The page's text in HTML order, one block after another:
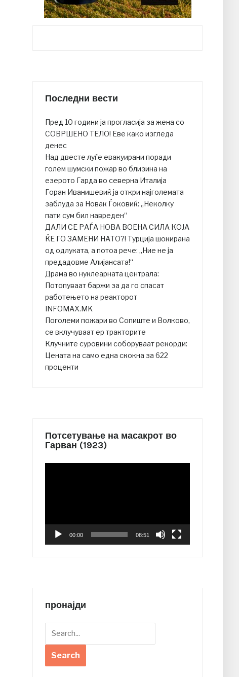
Последни вести
Пред 10 години ја прогласија за жена со
СОВРШЕНО ТЕЛО! Еве како изгледа
денес
Над двесте луѓе евакуирани поради
голем шумски пожар во близина на
езерото Гарда во северна Италија
Горан Иванишевиќ ја откри најголемата
заблуда за Новак Ѓоковиќ: „Неколку
пати сум бил навреден“
ДАЛИ СЕ РАЃА НОВА ВОЕНА СИЛА КОЈА
ЌЕ ГО ЗАМЕНИ НАТО?! Турција шокирана
од одлуката, а потоа рече: „Ние не ја
предадовме Алијансата!“
Драма во нуклеарната централа:
Потопуваат баржи за да го спасат
работењето на реакторот
INFOMAX.MK
Поголеми пожари во Сопиште и Волково,
се вклучуваат ер тракторите
Клучните суровини соборуваат рекорди:
Цената на само една скокна за 622
проценти
Потсетување на масакрот во
Гарван (1923)
00:00 08:51
пронајди